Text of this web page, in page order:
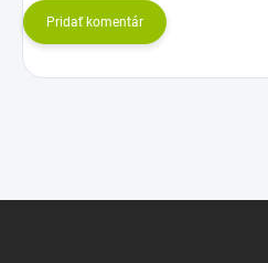
Pridať komentár